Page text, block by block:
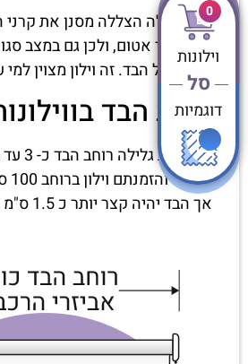
וילון גלילה הצללה מסנן את
זה לא בד אטום, ולכן גם במצב
ישירה על הבד. זה וילון מצוין
רוחב הבד
בווילונות גלילה רוחב הבד כ- 3 עד 4 ס"מ פחות מרוחב הווילון שיוזמן.
במידה והזמנתם וילון ברוחב 100 ס"מ, תקבלו במדויק 100 ס"מ רוחב מסילה כולל הכל.
אך הבד יהיה קצר יותר כ 1.5 ס"מ פחות מימין ועוד כ 1.5 ס"מ משמאל. (סה"כ 3 עד 4 ס"מ פחות).
0
וילונות
סל
דוגמיות